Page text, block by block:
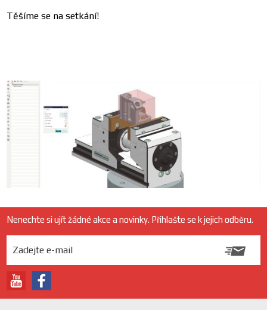
Těšíme se na setkání!
Nenechte si ujít žádné akce a novinky. Přihlašte se k jejich odběru.